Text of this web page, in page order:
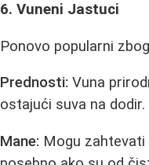
6. Vuneni Jastuci
Ponovo popularni
Prednosti: Vuna
ostajući suva na
Mane: Mogu